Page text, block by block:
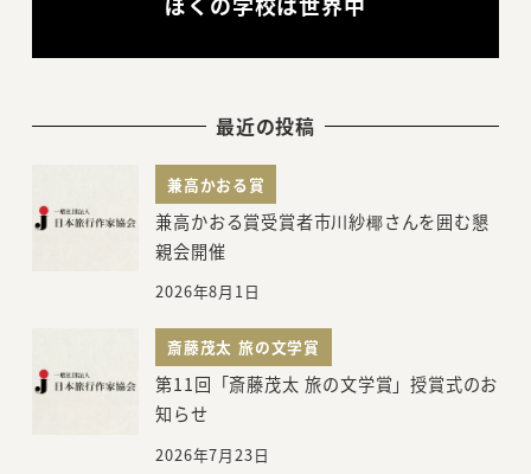
最近の投稿
兼高かおる賞
兼高かおる賞受賞者市川紗椰さんを囲む懇
親会開催
2026年8月1日
斎藤茂太 旅の文学賞
第11回「斎藤茂太 旅の文学賞」授賞式のお
知らせ
2026年7月23日